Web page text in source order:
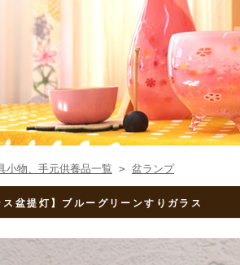
小物、手元供養品一覧 > 盆ランプ
盆提灯】ブルーグリーンすりガラス